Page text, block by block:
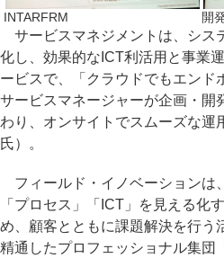
INTARFRM 開
サービスマネジメントは、シス
化し、効果的なICT利活用と事業
ービスで、「クラウドでもエンド
サービスマネージャーが企画・開
わり、オンサイトでスムーズな運
氏）。
フィールド・イノベーションは
「プロセス」「ICT」を見える化
め、顧客とともに課題解決を行う
精通したプロフェッショナル集団